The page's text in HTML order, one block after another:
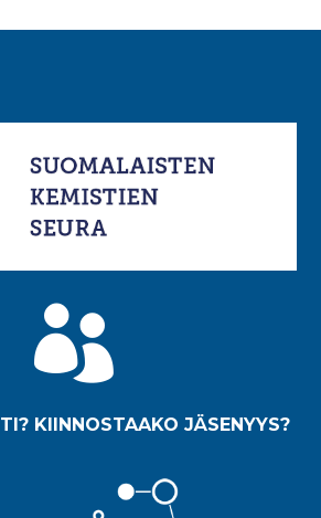

KIINNOSTAAKO JÄSENYYS?